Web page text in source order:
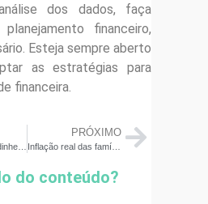
dos dados, faça
financeiro,
Esteja sempre aberto
as estratégias para
financeira.
Problemas com dinheiro impactam produtividade das empresas
PRÓXIMO
Inflação real das famílias é maior do que a oficial do governo – veja como enfrentar esse problema
do conteúdo?